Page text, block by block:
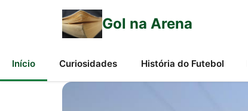
Gol na Arena
Início Curiosidades História do Futebol